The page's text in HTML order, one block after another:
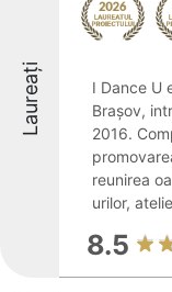
Laureați
I Dance U
Brașov,
2016.
reunirea
urilor,
8.5